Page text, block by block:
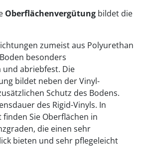
Oberflächenvergütung bildet die
zumeist aus Polyurethan
besonders
abriebfest. Die
bildet neben der Vinyl-
Schutz des Bodens.
des Rigid-Vinyls. In
Sie Oberflächen in
die einen sehr
bieten und sehr pflegeleicht